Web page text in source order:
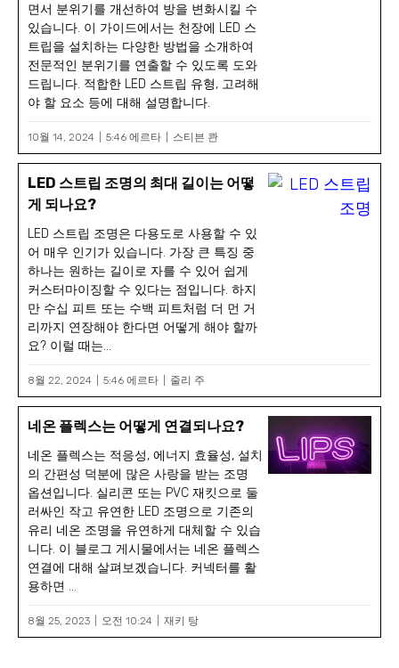
면서 분위기를 개선하여 방을 변화시킬 수
있습니다. 이 가이드에서는 천장에 LED 스
트립을 설치하는 다양한 방법을 소개하여
전문적인 분위기를 연출할 수 있도록 도와
드립니다. 적합한 LED 스트립 유형, 고려해
야 할 요소 등에 대해 설명합니다.
10월 14, 2024 5:46 에르타 스티븐 콴
LED 스트립 조명의 최대 길이는 어떻
게 되나요?
LED 스트립 조명은 다용도로 사용할 수 있
어 매우 인기가 있습니다. 가장 큰 특징 중
하나는 원하는 길이로 자를 수 있어 쉽게
커스터마이징할 수 있다는 점입니다. 하지
만 수십 피트 또는 수백 피트처럼 더 먼 거
리까지 연장해야 한다면 어떻게 해야 할까
요? 이럴 때는...
8월 22, 2024 5:46 에르타 줄리 주
네온 플렉스는 어떻게 연결되나요?
네온 플렉스는 적응성, 에너지 효율성, 설치
의 간편성 덕분에 많은 사랑을 받는 조명
옵션입니다. 실리콘 또는 PVC 재킷으로 둘
러싸인 작고 유연한 LED 조명으로 기존의
유리 네온 조명을 유연하게 대체할 수 있습
니다. 이 블로그 게시물에서는 네온 플렉스
연결에 대해 살펴보겠습니다. 커넥터를 활
용하면 ...
8월 25, 2023 오전 10:24 재키 탕